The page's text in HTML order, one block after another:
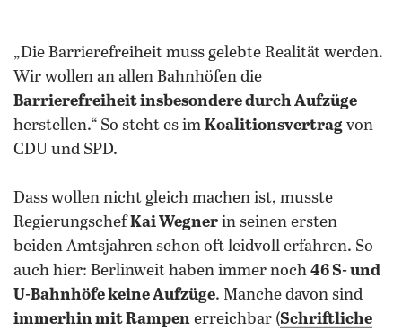
„Die Barrierefreiheit muss gelebte Realität werden.
Wir wollen an allen Bahnhöfen die
Barrierefreiheit insbesondere durch Aufzüge
herstellen.“ So steht es im Koalitionsvertrag von
CDU und SPD.
Dass wollen nicht gleich machen ist, musste
RegierungschefKai Wegner in seinen ersten
beiden Amtsjahren schon oft leidvoll erfahren. So
auch hier: Berlinweit haben immer noch 46 S- und
U-Bahnhöfe keine Aufzüge. Manche davon sind
immerhin mit Rampen erreichbar (Schriftliche